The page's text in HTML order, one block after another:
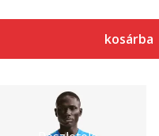
kosárba